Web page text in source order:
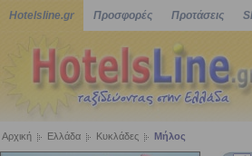
Hotelsline.gr Προσφορές Προτάσεις
Αρχική Ελλάδα Κυκλάδες Μήλος